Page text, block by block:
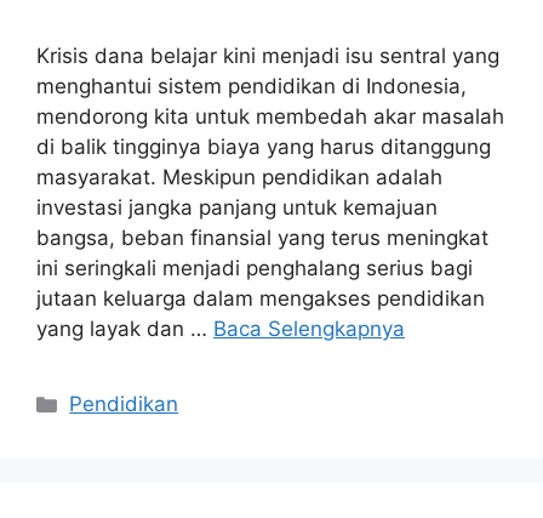
Krisis dana belajar kini menjadi isu sentral yang
menghantui sistem pendidikan di Indonesia,
mendorong kita untuk membedah akar masalah
di balik tingginya biaya yang harus ditanggung
masyarakat. Meskipun pendidikan adalah
investasi jangka panjang untuk kemajuan
bangsa, beban finansial yang terus meningkat
ini seringkali menjadi penghalang serius bagi
jutaan keluarga dalam mengakses pendidikan
yang layak dan … Baca Selengkapnya
Kategori
Pendidikan